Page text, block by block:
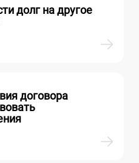
долг на другое
договора